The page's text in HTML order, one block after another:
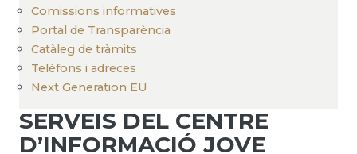
Comissions informatives
Portal de Transparència
Catàleg de tràmits
Telèfons i adreces
Next Generation EU
SERVEIS DEL CENTRE
D’INFORMACIÓ JOVE